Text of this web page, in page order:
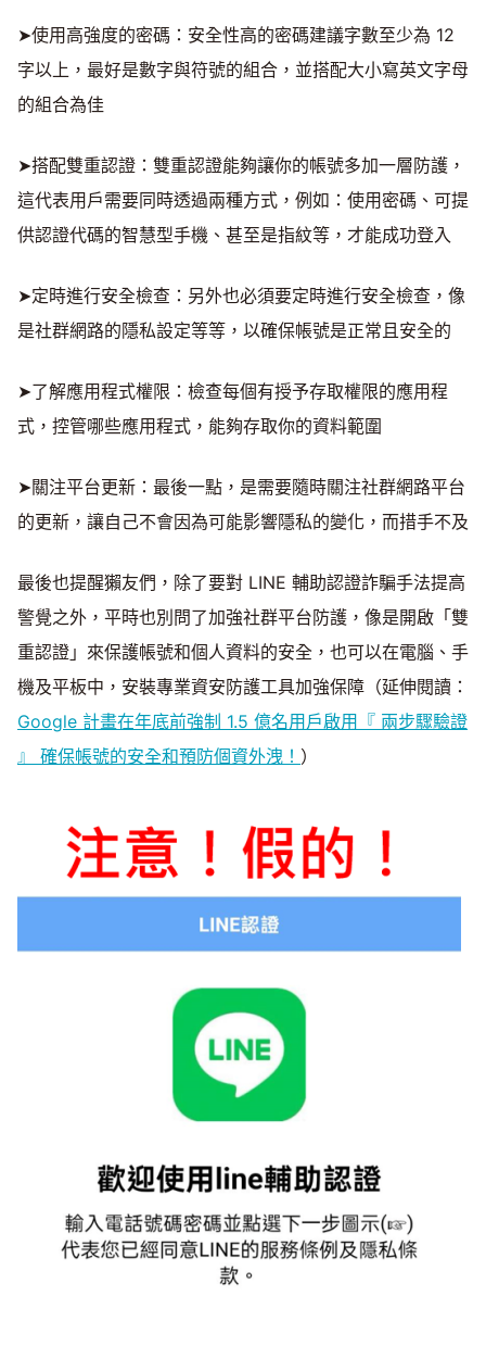
➤使用高強度的密碼：安全性高的密碼建議字數至少為 12
字以上，最好是數字與符號的組合，並搭配大小寫英文字母
的組合為佳
➤搭配雙重認證：雙重認證能夠讓你的帳號多加一層防護，
這代表用戶需要同時透過兩種方式，例如：使用密碼、可提
供認證代碼的智慧型手機、甚至是指紋等，才能成功登入
➤定時進行安全檢查：另外也必須要定時進行安全檢查，像
是社群網路的隱私設定等等，以確保帳號是正常且安全的
➤了解應用程式權限：檢查每個有授予存取權限的應用程
式，控管哪些應用程式，能夠存取你的資料範圍
➤關注平台更新：最後一點，是需要隨時關注社群網路平台
的更新，讓自己不會因為可能影響隱私的變化，而措手不及
最後也提醒獺友們，除了要對 LINE 輔助認證詐騙手法提高
警覺之外，平時也別問了加強社群平台防護，像是開啟「雙
重認證」來保護帳號和個人資料的安全，也可以在電腦、手
機及平板中，安裝專業資安防護工具加強保障（延伸閱讀：
Google 計畫在年底前強制 1.5 億名用戶啟用『 兩步驟驗證
』 確保帳號的安全和預防個資外洩！ ）